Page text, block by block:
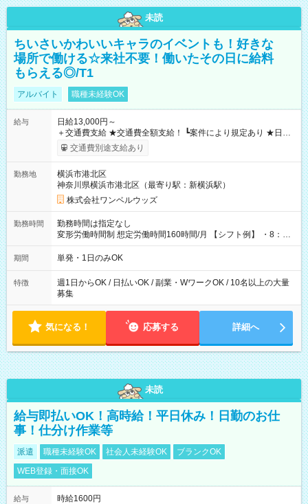
未読
ちいさいかわいいキャラのイベントも！好きな
場所で働ける☆来社不要！働いたその日に給料
もらえる◎/T1
アルバイト 職種未経験OK
給与
日給13,000円～
＋交通費支給 ★交通費全額支給！ ┗案件により規定あり ★日払
いOK！（規定あり） ┗働いたその日に現金GET♪ お仕事後はコ
ンビニATMから 日払い分を引き落とせます！ 【試用期間】試
交通費別途支給あり
勤務地
横浜市港北区
神奈川県横浜市港北区（最寄り駅：新横浜駅）
株式会社ワンベルウッズ
勤務時間
勤務時間は指定なし
変形労働時間制 想定労働時間160時間/月 【シフト例】 ・8：00
～21：00
期間 単発・1日のみOK
特徴
週1日からOK / 日払いOK / 副業・WワークOK / 10名以上の大量
募集
気になる！ 応募する 詳細へ
未読
給与即払いOK！高時給！平日休み！日勤のお仕
事！仕分け作業等
派遣 職種未経験OK 社会人未経験OK
ブランクOK
WEB登録・面接OK
給与
時給1600円